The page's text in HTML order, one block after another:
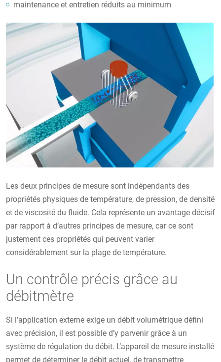
maintenance et entretien réduits au minimum
Les deux principes de mesure sont indépendants des
propriétés physiques de température, de pression, de densité
et de viscosité du fluide. Cela représente un avantage décisif
par rapport à d’autres principes de mesure, car ce sont
justement ces propriétés qui peuvent varier
considérablement sur la plage de température.
Un contrôle précis grâce au
débitmètre
Si l’application externe exige un débit volumétrique défini
avec précision, il est possible d’y parvenir grâce à un
système de régulation du débit. L’appareil de mesure installé
permet de déterminer le débit actuel, de transmettre